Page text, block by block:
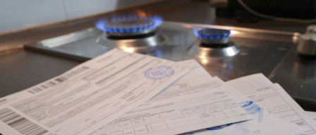
Перейти к основному содержанию